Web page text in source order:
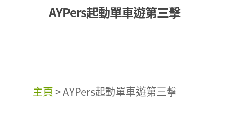
AYPers起動單車遊第三擊
主頁>AYPers起動單車遊第三擊